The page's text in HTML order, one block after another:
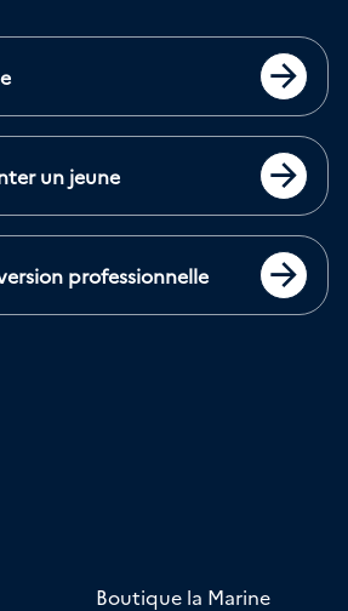
un jeune
professionnelle
Boutique la Marine